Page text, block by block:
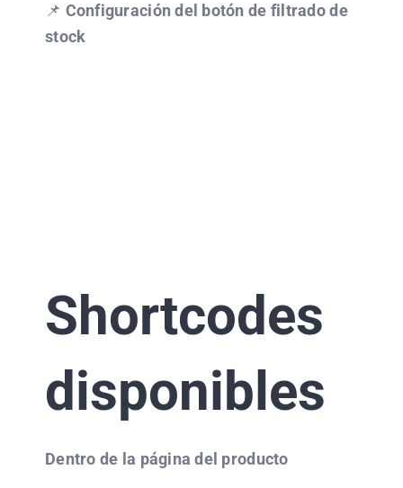
📌 Configuración del botón de filtrado de
stock
Shortcodes
disponibles
Dentro de la página del producto